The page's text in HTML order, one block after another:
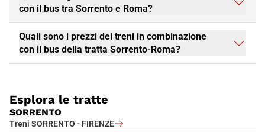
con il bus tra Sorrento e Roma?
Quali sono i prezzi dei treni in combinazione
con il bus della tratta Sorrento-Roma?
Esplora le tratte
SORRENTO
Treni SORRENTO - FIRENZE